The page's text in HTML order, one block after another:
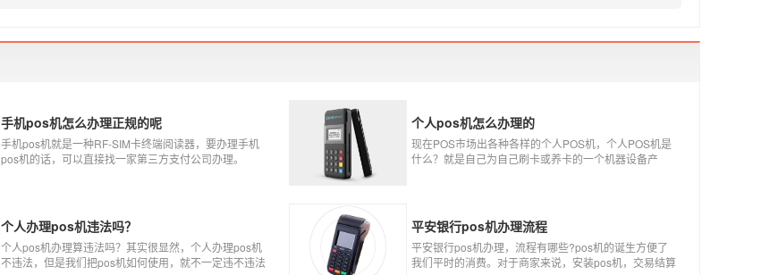
手机pos机怎么办理正规的呢
手机pos机就是一种RF-SIM卡终端阅读器，要办理手机
pos机的话，可以直接找一家第三方支付公司办理。
个人pos机怎么办理的
现在POS市场出各种各样的个人POS机，个人POS机是
什么？就是自己为自己刷卡或养卡的一个机器设备产
个人办理pos机违法吗？
个人pos机办理算违法吗？其实很显然，个人办理pos机
不违法，但是我们把pos机如何使用，就不一定违不违法
平安银行pos机办理流程
平安银行pos机办理，流程有哪些?pos机的诞生方便了
我们平时的消费。对于商家来说，安装pos机，交易结算